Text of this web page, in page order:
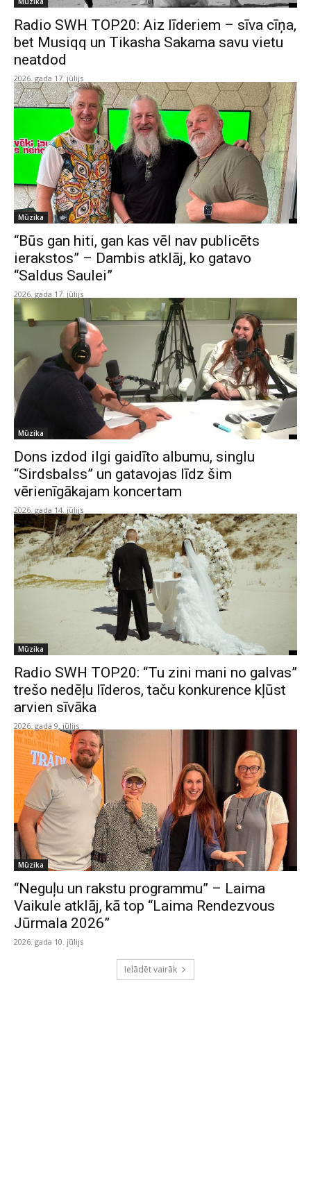
Radio SWH TOP20: Aiz līderiem – sīva cīņa,
bet Musiqq un Tikasha Sakama savu vietu
neatdod
2026. gada 17. jūlijs
Mūzika
“Būs gan hiti, gan kas vēl nav publicēts
ierakstos” – Dambis atklāj, ko gatavo
“Saldus Saulei”
2026. gada 17. jūlijs
Mūzika
Dons izdod ilgi gaidīto albumu, singlu
“Sirdsbalss” un gatavojas līdz šim
vērienīgākajam koncertam
2026. gada 14. jūlijs
Mūzika
Radio SWH TOP20: “Tu zini mani no galvas”
trešo nedēļu līderos, taču konkurence kļūst
arvien sīvāka
2026. gada 9. jūlijs
Mūzika
“Neguļu un rakstu programmu” – Laima
Vaikule atklāj, kā top “Laima Rendezvous
Jūrmala 2026”
2026. gada 10. jūlijs
Ielādēt vairāk